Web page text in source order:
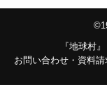
『地球村
お問い合わせ・資料請